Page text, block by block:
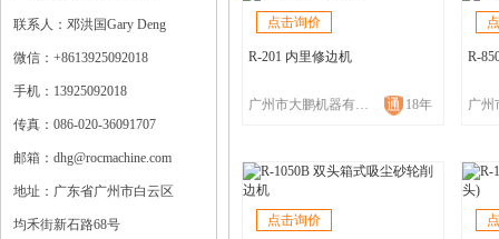
联系人：邓洪国Gary Deng
微信：+8613925092018
手机：13925092018
传真：086-020-36091707
邮箱：dhg@rocmachine.com
地址：广东省广州市白云区
均禾街新石路68号
点击询价
R-201 内里修边机
广州市大鹏机器有限公司 18年
R-
点击询价